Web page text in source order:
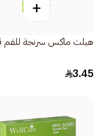
+
هيلث ماكس سرنجة للفم 5مل
3.45